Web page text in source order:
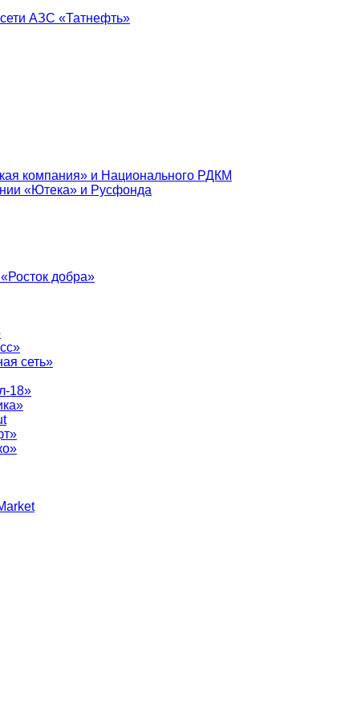
АЗС «Татнефть»
компания» и Национального РДКМ
«Ютека» и Русфонда
добра»
сеть»
18»